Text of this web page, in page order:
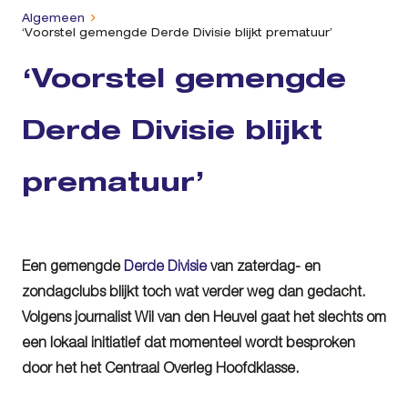
Algemeen
‘Voorstel gemengde Derde Divisie blijkt prematuur’
‘Voorstel gemengde
Derde Divisie blijkt
prematuur’
Een gemengde Derde Divisievan zaterdag- en
zondagclubs blijkt toch wat verder weg dan gedacht.
Volgens journalist Wil van den Heuvel gaat het slechts om
een lokaal initiatief dat momenteel wordt besproken
door het het Centraal Overleg Hoofdklasse.